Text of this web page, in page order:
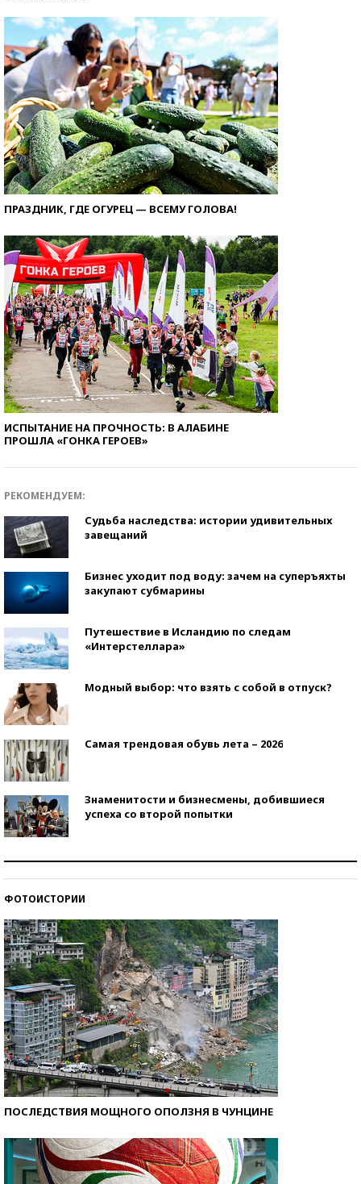
ПРАЗДНИК, ГДЕ ОГУРЕЦ — ВСЕМУ ГОЛОВА!
ИСПЫТАНИЕ НА ПРОЧНОСТЬ: В АЛАБИНЕ
ПРОШЛА «ГОНКА ГЕРОЕВ»
РЕКОМЕНДУЕМ:
Судьба наследства: истории удивительных
завещаний
Бизнес уходит под воду: зачем на суперъяхты
закупают субмарины
Путешествие в Исландию по следам
«Интерстеллара»
Модный выбор: что взять с собой в отпуск?
Самая трендовая обувь лета – 2026
Знаменитости и бизнесмены, добившиеся
успеха со второй попытки
ФОТОИСТОРИИ
ПОСЛЕДСТВИЯ МОЩНОГО ОПОЛЗНЯ В ЧУНЦИНЕ